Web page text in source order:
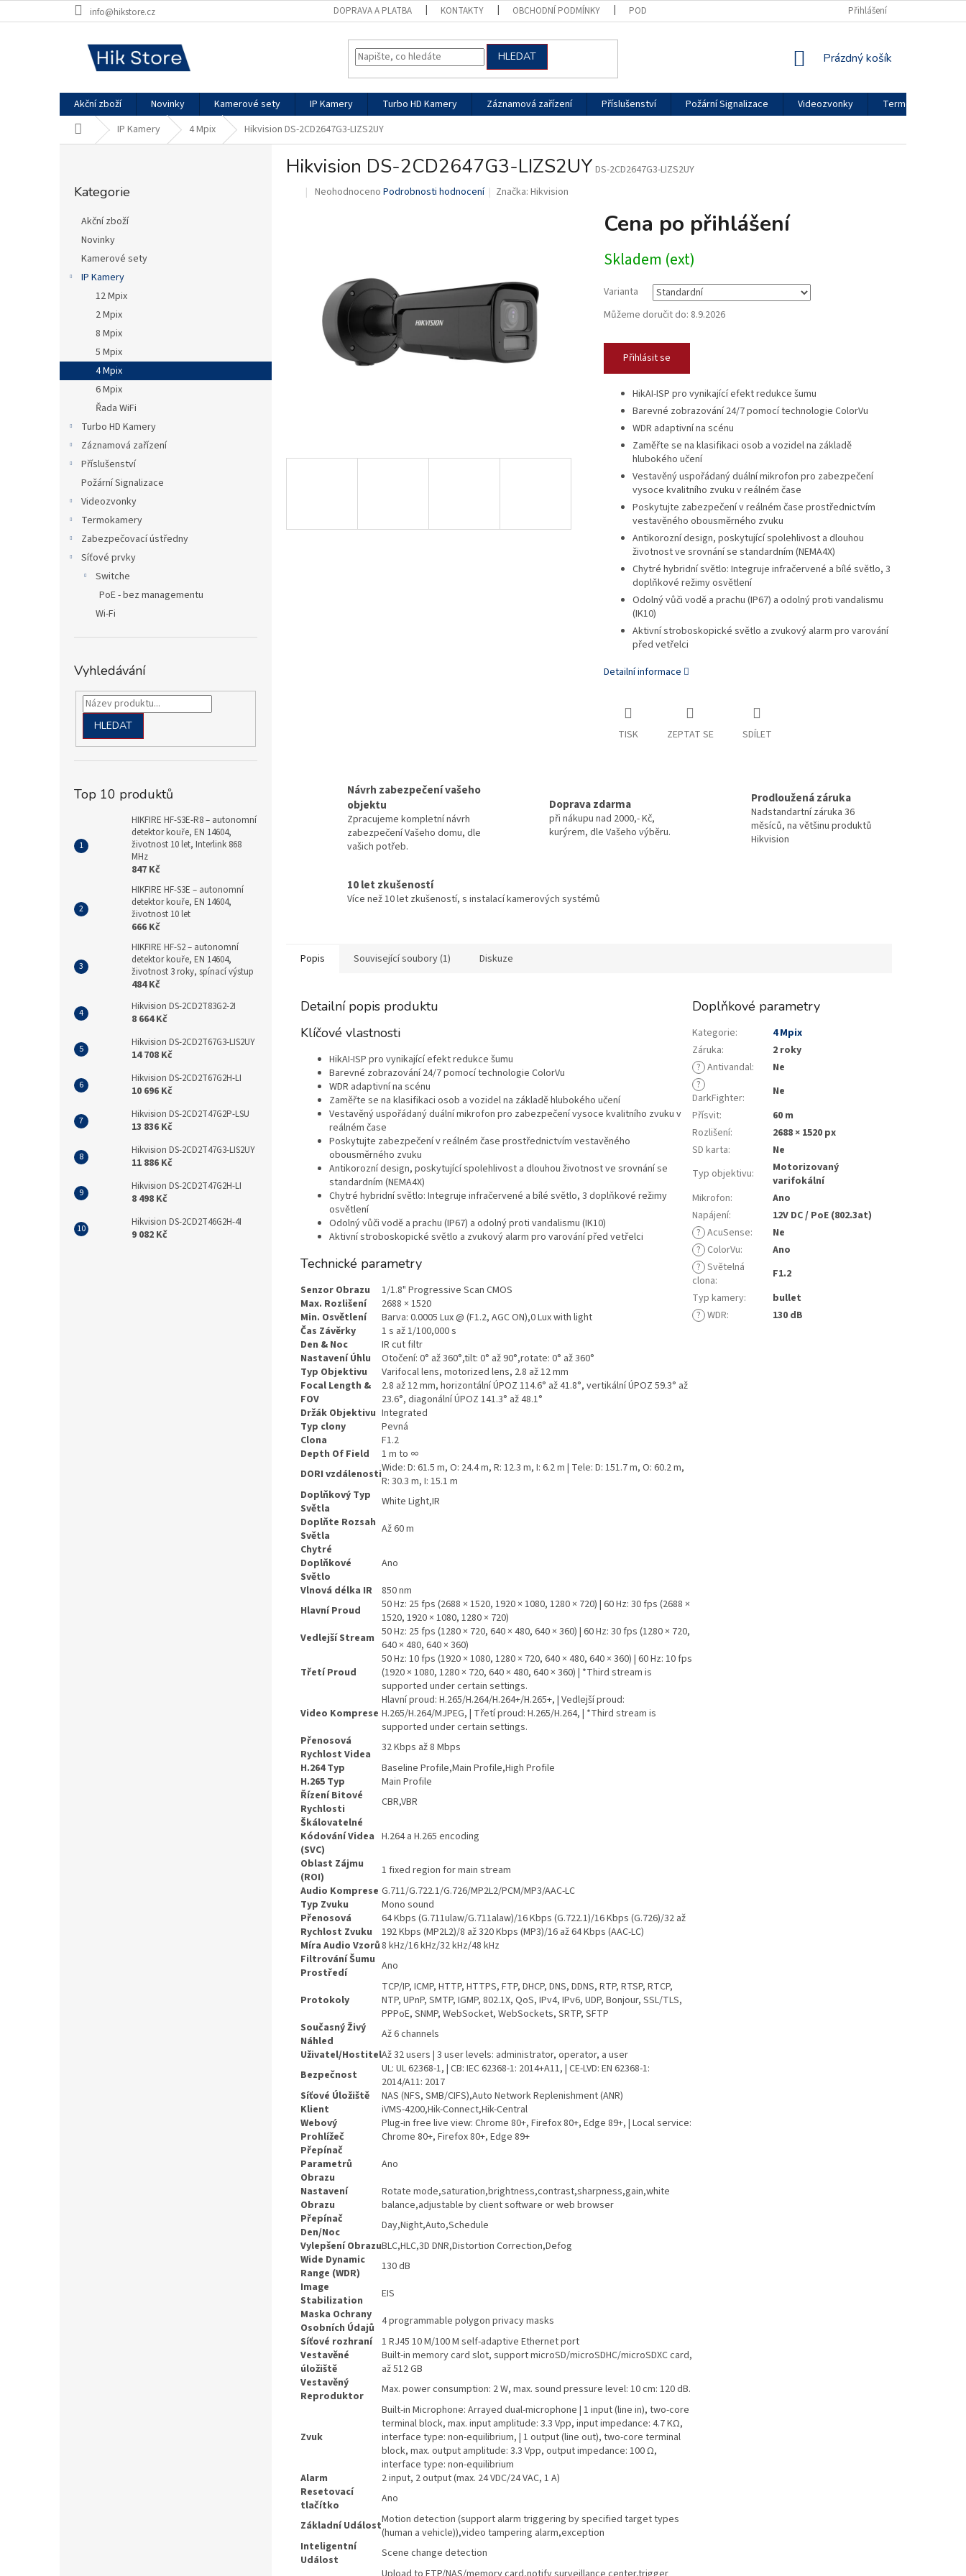
na
info@hikstore.cz DOPRAVA A PLATBA KONTAKTY OBCHODNÍ PODMÍNKY PODMÍNKY OCHRANY OSOBNÍCH ÚDAJŮ REKLAMAČNÍ ŘÁD
Přihlášení
HLEDAT
NÁKUPNÍ
Prázdný košík
Akční zboží Novinky Kamerové sety IP Kamery Turbo HD Kamery Záznamová zařízení Příslušenství Požární Signalizace Videozvonky
Termokamery
Domů IP Kamery 4 Mpix Hikvision DS-2CD2647G3-LIZS2UY
l
kategorie
Kategorie
Akční zboží
Novinky
Kamerové sety
IP Kamery
12 Mpix
2 Mpix
8 Mpix
5 Mpix
4 Mpix
6 Mpix
Řada WiFi
Turbo HD Kamery
Záznamová zařízení
Příslušenství
Požární Signalizace
Videozvonky
Termokamery
Zabezpečovací ústředny
Síťové prvky
Switche
PoE - bez managementu
Wi-Fi
Vyhledávání
HLEDAT
Top 10 produktů
HIKFIRE HF-S3E-R8 – autonomní
detektor kouře, EN 14604,
životnost 10 let, Interlink 868
MHz
847 Kč
HIKFIRE HF-S3E – autonomní
detektor kouře, EN 14604,
životnost 10 let
666 Kč
HIKFIRE HF-S2 – autonomní
detektor kouře, EN 14604,
životnost 3 roky, spínací výstup
484 Kč
Hikvision DS-2CD2T83G2-2I
8 664 Kč
Hikvision DS-2CD2T67G3-LIS2UY
14 708 Kč
Hikvision DS-2CD2T67G2H-LI
10 696 Kč
Hikvision DS-2CD2T47G2P-LSU
13 836 Kč
Hikvision DS-2CD2T47G3-LIS2UY
11 886 Kč
Hikvision DS-2CD2T47G2H-LI
8 498 Kč
Hikvision DS-2CD2T46G2H-4I
9 082 Kč
Hikvision DS-2CD2647G3-LIZS2UY DS-2CD2647G3-LIZS2UY
Průměrné
hvězdiček.
Neohodnoceno Podrobnosti hodnocení Značka:Hikvision
Cena po přihlášení
Skladem (ext)
Varianta
Můžeme doručit do: 8.9.2026
Přihlásit se
HikAI-ISP pro vynikající efekt redukce šumu
Barevné zobrazování 24/7 pomocí technologie ColorVu
WDR adaptivní na scénu
Zaměřte se na klasifikaci osob a vozidel na základě
hlubokého učení
Vestavěný uspořádaný duální mikrofon pro zabezpečení
vysoce kvalitního zvuku v reálném čase
Poskytujte zabezpečení v reálném čase prostřednictvím
vestavěného obousměrného zvuku
Antikorozní design, poskytující spolehlivost a dlouhou
životnost ve srovnání se standardním (NEMA4X)
Chytré hybridní světlo: Integruje infračervené a bílé světlo, 3
doplňkové režimy osvětlení
Odolný vůči vodě a prachu (IP67) a odolný proti vandalismu
(IK10)
Aktivní stroboskopické světlo a zvukový alarm pro varování
před vetřelci
Detailní informace
TISK ZEPTAT SE SDÍLET
Návrh zabezpečení vašeho
objektu
Zpracujeme kompletní návrh
zabezpečení Vašeho domu, dle
vašich potřeb.
Doprava zdarma
při nákupu nad 2000,- Kč,
kurýrem, dle Vašeho výběru.
Prodloužená záruka
Nadstandartní záruka 36
měsíců, na většinu produktů
Hikvision
10 let zkušeností
Více než 10 let zkušeností, s instalací kamerových systémů
Popis Související soubory (1) Diskuze
Detailní popis produktu
Klíčové vlastnosti
HikAI-ISP pro vynikající efekt redukce šumu
Barevné zobrazování 24/7 pomocí technologie ColorVu
WDR adaptivní na scénu
Zaměřte se na klasifikaci osob a vozidel na základě hlubokého učení
Vestavěný uspořádaný duální mikrofon pro zabezpečení vysoce kvalitního zvuku v
reálném čase
Poskytujte zabezpečení v reálném čase prostřednictvím vestavěného
obousměrného zvuku
Antikorozní design, poskytující spolehlivost a dlouhou životnost ve srovnání se
standardním (NEMA4X)
Chytré hybridní světlo: Integruje infračervené a bílé světlo, 3 doplňkové režimy
osvětlení
Odolný vůči vodě a prachu (IP67) a odolný proti vandalismu (IK10)
Aktivní stroboskopické světlo a zvukový alarm pro varování před vetřelci
Technické parametry
Senzor Obrazu
1/1.8" Progressive Scan CMOS
Max. Rozlišení
2688 × 1520
Min. Osvětlení
Barva: 0.0005 Lux @ (F1.2, AGC ON),0 Lux with light
Čas Závěrky
1 s až 1/100,000 s
Den & Noc
IR cut filtr
Nastavení Úhlu
Otočení: 0° až 360°,tilt: 0° až 90°,rotate: 0° až 360°
Typ Objektivu
Varifocal lens, motorized lens, 2.8 až 12 mm
Focal Length &
FOV
2.8 až 12 mm, horizontální ÚPOZ 114.6° až 41.8°, vertikální ÚPOZ 59.3° až
23.6°, diagonální ÚPOZ 141.3° až 48.1°
Držák Objektivu Integrated
Typ clony
Pevná
Clona
F1.2
Depth Of Field
1 m to ∞
DORI vzdálenostiWide: D: 61.5 m, O: 24.4 m, R: 12.3 m, I: 6.2 m | Tele: D: 151.7 m, O: 60.2 m,
R: 30.3 m, I: 15.1 m
Doplňkový Typ
Světla
White Light,IR
Doplňte Rozsah
Světla
Až 60 m
Chytré
Doplňkové
Světlo
Ano
Vlnová délka IR
850 nm
Hlavní Proud
50 Hz: 25 fps (2688 × 1520, 1920 × 1080, 1280 × 720) | 60 Hz: 30 fps (2688 ×
1520, 1920 × 1080, 1280 × 720)
Vedlejší Stream 50 Hz: 25 fps (1280 × 720, 640 × 480, 640 × 360) | 60 Hz: 30 fps (1280 × 720,
640 × 480, 640 × 360)
Třetí Proud
50 Hz: 10 fps (1920 × 1080, 1280 × 720, 640 × 480, 640 × 360) | 60 Hz: 10 fps
(1920 × 1080, 1280 × 720, 640 × 480, 640 × 360) | *Third stream is
supported under certain settings.
Video Komprese
Hlavní proud: H.265/H.264/H.264+/H.265+, | Vedlejší proud:
H.265/H.264/MJPEG, | Třetí proud: H.265/H.264, | *Third stream is
supported under certain settings.
Přenosová
Rychlost Videa
32 Kbps až 8 Mbps
H.264 Typ
Baseline Profile,Main Profile,High Profile
H.265 Typ
Main Profile
Řízení Bitové
Rychlosti
CBR,VBR
Škálovatelné
Kódování Videa
(SVC)
H.264 a H.265 encoding
Oblast Zájmu
(ROI)
1 fixed region for main stream
Audio Komprese G.711/G.722.1/G.726/MP2L2/PCM/MP3/AAC-LC
Typ Zvuku
Mono sound
Přenosová
Rychlost Zvuku
64 Kbps (G.711ulaw/G.711alaw)/16 Kbps (G.722.1)/16 Kbps (G.726)/32 až
192 Kbps (MP2L2)/8 až 320 Kbps (MP3)/16 až 64 Kbps (AAC-LC)
Míra Audio Vzorů8 kHz/16 kHz/32 kHz/48 kHz
Filtrování Šumu
Prostředí
Ano
Protokoly
TCP/IP, ICMP, HTTP, HTTPS, FTP, DHCP, DNS, DDNS, RTP, RTSP, RTCP,
NTP, UPnP, SMTP, IGMP, 802.1X, QoS, IPv4, IPv6, UDP, Bonjour, SSL/TLS,
PPPoE, SNMP, WebSocket, WebSockets, SRTP, SFTP
Současný Živý
Náhled
Až 6 channels
Uživatel/HostitelAž 32 users | 3 user levels: administrator, operator, a user
Bezpečnost
UL: UL 62368-1, | CB: IEC 62368-1: 2014+A11, | CE-LVD: EN 62368-1:
2014/A11: 2017
Síťové Úložiště
NAS (NFS, SMB/CIFS),Auto Network Replenishment (ANR)
Klient
iVMS-4200,Hik-Connect,Hik-Central
Webový
Prohlížeč
Plug-in free live view: Chrome 80+, Firefox 80+, Edge 89+, | Local service:
Chrome 80+, Firefox 80+, Edge 89+
Přepínač
Parametrů
Obrazu
Ano
Nastavení
Obrazu
Rotate mode,saturation,brightness,contrast,sharpness,gain,white
balance,adjustable by client software or web browser
Přepínač
Den/Noc
Day,Night,Auto,Schedule
Vylepšení ObrazuBLC,HLC,3D DNR,Distortion Correction,Defog
Wide Dynamic
Range (WDR)
130 dB
Image
Stabilization
EIS
Maska Ochrany
Osobních Údajů 4 programmable polygon privacy masks
Síťové rozhraní
1 RJ45 10 M/100 M self-adaptive Ethernet port
Vestavěné
úložiště
Built-in memory card slot, support microSD/microSDHC/microSDXC card,
až 512 GB
Vestavěný
Reproduktor
Max. power consumption: 2 W, max. sound pressure level: 10 cm: 120 dB.
Zvuk
Built-in Microphone: Arrayed dual-microphone | 1 input (line in), two-core
terminal block, max. input amplitude: 3.3 Vpp, input impedance: 4.7 KΩ,
interface type: non-equilibrium, | 1 output (line out), two-core terminal
block, max. output amplitude: 3.3 Vpp, output impedance: 100 Ω,
interface type: non-equilibrium
Alarm
2 input, 2 output (max. 24 VDC/24 VAC, 1 A)
Resetovací
tlačítko
Ano
Základní UdálostMotion detection (support alarm triggering by specified target types
(human a vehicle)),video tampering alarm,exception
Inteligentní
Událost
Scene change detection
Doplňkové parametry
Kategorie:
4 Mpix
Záruka:
2 roky
? Antivandal:
Ne
?
DarkFighter:
Ne
Přísvit:
60 m
Rozlišení:
2688 × 1520 px
SD karta:
Ne
Typ objektivu:
Motorizovaný
varifokální
Mikrofon:
Ano
Napájení:
12V DC / PoE (802.3at)
? AcuSense:
Ne
? ColorVu:
Ano
? Světelná
clona:
F1.2
Typ kamery:
bullet
? WDR: 130 dB